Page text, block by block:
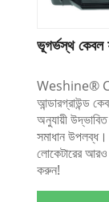
ভূগর্ভস্থ কেবল
Weshine® CE
আন্ডারগ্রাউন্ড
অনুযায়ী
সমাধান
লোকেটারের আরও
করুন!